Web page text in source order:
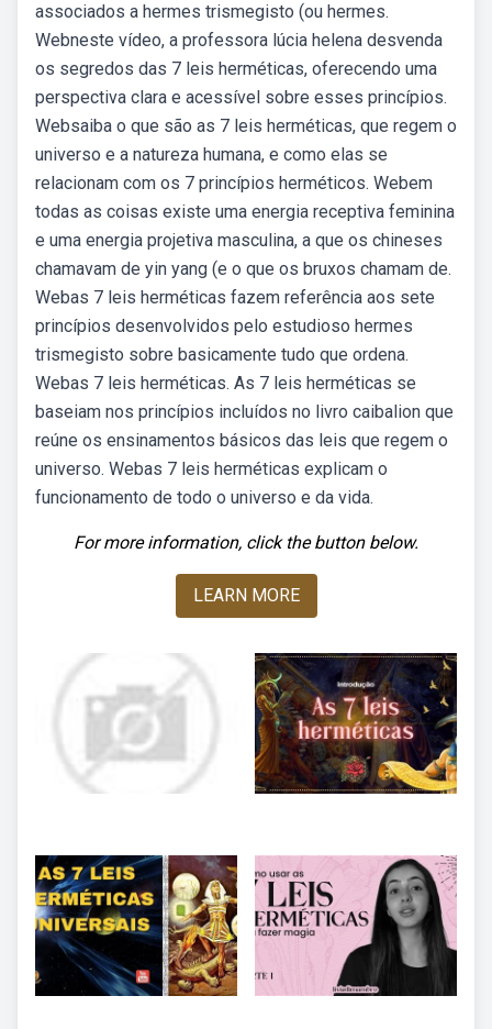
associados a hermes trismegisto (ou hermes.
Webneste vídeo, a professora lúcia helena desvenda
os segredos das 7 leis herméticas, oferecendo uma
perspectiva clara e acessível sobre esses princípios.
Websaiba o que são as 7 leis herméticas, que regem o
universo e a natureza humana, e como elas se
relacionam com os 7 princípios herméticos. Webem
todas as coisas existe uma energia receptiva feminina
e uma energia projetiva masculina, a que os chineses
chamavam de yin yang (e o que os bruxos chamam de.
Webas 7 leis herméticas fazem referência aos sete
princípios desenvolvidos pelo estudioso hermes
trismegisto sobre basicamente tudo que ordena.
Webas 7 leis herméticas. As 7 leis herméticas se
baseiam nos princípios incluídos no livro caibalion que
reúne os ensinamentos básicos das leis que regem o
universo. Webas 7 leis herméticas explicam o
funcionamento de todo o universo e da vida.
For more information, click the button below.
LEARN MORE